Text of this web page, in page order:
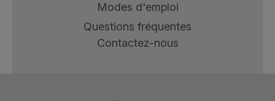
Modes d'emploi
Questions fréquentes
Contactez-nous